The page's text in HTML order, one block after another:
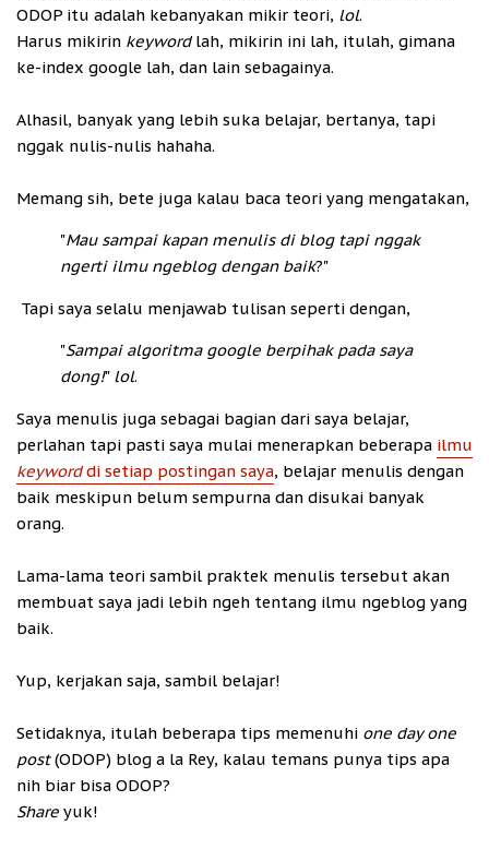
ODOP itu adalah kebanyakan mikir teori, lol.
Harus mikirin keywordlah, mikirin ini lah, itulah, gimana
ke-index google lah, dan lain sebagainya.
Alhasil, banyak yang lebih suka belajar, bertanya, tapi
nggak nulis-nulis hahaha.
Memang sih, bete juga kalau baca teori yang mengatakan,
"Mau sampai kapan menulis di blog tapi nggak
ngerti ilmu ngeblog dengan baik?"
Tapi saya selalu menjawab tulisan seperti dengan,
"Sampai algoritma google berpihak pada saya
dong!" lol.
Saya menulis juga sebagai bagian dari saya belajar,
perlahan tapi pasti saya mulai menerapkan beberapa ilmu
keyworddi setiap postingan saya, belajar menulis dengan
baik meskipun belum sempurna dan disukai banyak
orang.
Lama-lama teori sambil praktek menulis tersebut akan
membuat saya jadi lebih ngeh tentang ilmu ngeblog yang
baik.
Yup, kerjakan saja, sambil belajar!
Setidaknya, itulah beberapa tips memenuhi one day one
post(ODOP) blog a la Rey, kalau temans punya tips apa
nih biar bisa ODOP?
Share yuk!